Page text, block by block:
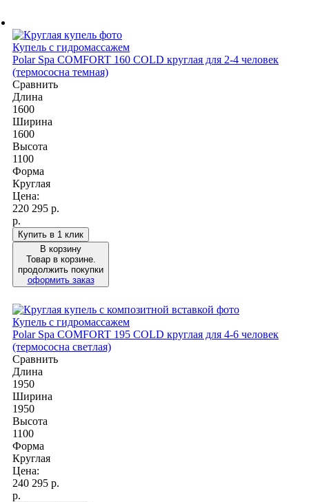
Купель с гидромассажем
Polar Spa COMFORT 160 COLD круглая для 2-4 человек
(термососна темная)
Сравнить
Длина
1600
Ширина
1600
Высота
1100
Форма
Круглая
Цена:
220 295 р.
р.
Купить в 1 клик
В корзину
Товар в корзине.
продолжить покупки
оформить заказ
Купель с гидромассажем
Polar Spa COMFORT 195 COLD круглая для 4-6 человек
(термососна светлая)
Сравнить
Длина
1950
Ширина
1950
Высота
1100
Форма
Круглая
Цена:
240 295 р.
р.